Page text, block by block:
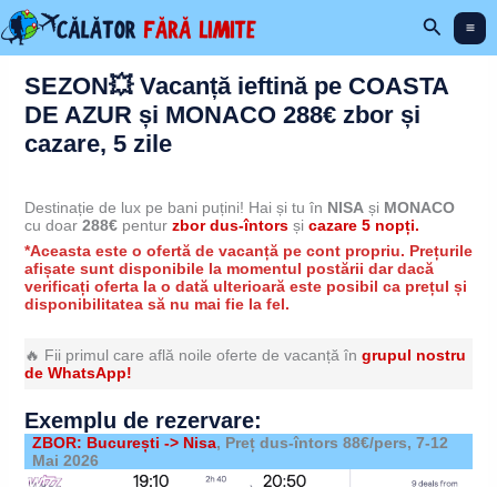
Skip
to
content
Search
SEZON💥 Vacanță ieftină pe COASTA
DE AZUR și MONACO 288€ zbor și
cazare, 5 zile
Destinație de lux pe bani puțini! Hai și tu în NISAși MONACO
cu doar 288€ pentur zbor dus-întorsși cazare 5 nopți.
*Aceasta este o ofertă de vacanță pe cont propriu. Prețurile
afișate sunt disponibile la momentul postării dar dacă
verificați oferta la o dată ulterioară este posibil ca prețul și
disponibilitatea să nu mai fie la fel.
🔥 Fii primul care află noile oferte de vacanță în grupul nostru
de WhatsApp!
Exemplu de rezervare:
ZBOR: București -> Nisa, Preț dus-întors 88€/pers, 7-12
Mai 2026